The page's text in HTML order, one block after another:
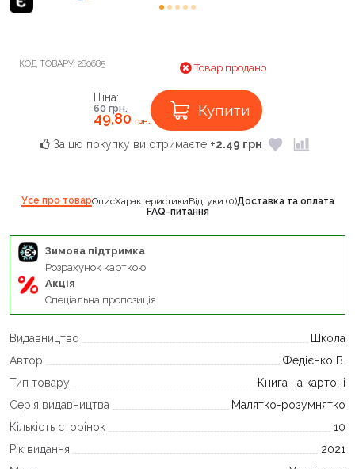
КОД ТОВАРУ: 280685 Товар продано
Ціна:
60грн.
49,80 грн.
Купити
За цю покупку ви отримаєте +2.49 грн
Усе про товарОписХарактеристикиВідгуки (0)Доставка та оплата
FAQ-питання
Зимова підтримка
Розрахунок карткою
Акція
Спеціальна пропозиція
Видавництво
Школа
Автор
Федієнко В.
Тип товару
Книга на картоні
Серія видавництва
Малятко-розумнятко
Кількість сторінок
10
Рік видання
2021